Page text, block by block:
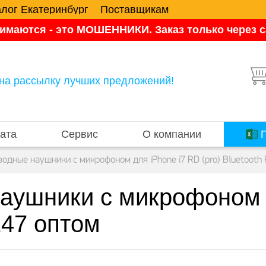
Екатеринбург
Поставщикам
- это МОШЕННИКИ. Заказ только через
рассылку лучших предложений!
Сервис О компании
наушники с микрофоном для iPhone i7 RD (pro) Bluetooth
с микрофоном
оптом